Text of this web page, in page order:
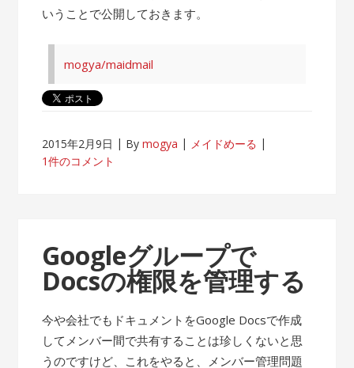
いうことで公開しておきます。
mogya/maidmail
2015年2月9日 Bymogya
メイドめーる
1件のコメント
Googleグループで
Docsの権限を管理する
今や会社でもドキュメントをGoogle Docsで作成
してメンバー間で共有することは珍しくないと思
うのですけど、これをやると、メンバー管理問題